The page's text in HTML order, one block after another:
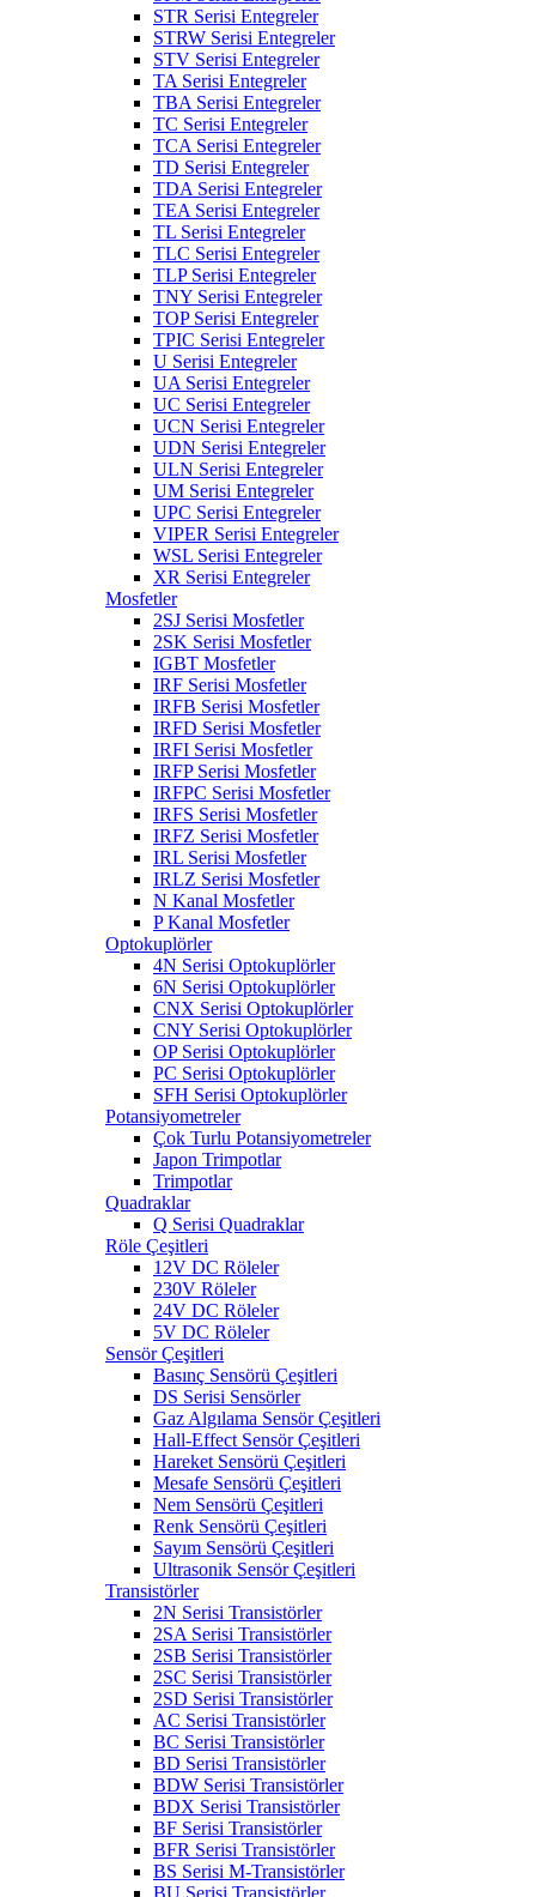
STR Serisi Entegreler
STRW Serisi Entegreler
STV Serisi Entegreler
TA Serisi Entegreler
TBA Serisi Entegreler
TC Serisi Entegreler
TCA Serisi Entegreler
TD Serisi Entegreler
TDA Serisi Entegreler
TEA Serisi Entegreler
TL Serisi Entegreler
TLC Serisi Entegreler
TLP Serisi Entegreler
TNY Serisi Entegreler
TOP Serisi Entegreler
TPIC Serisi Entegreler
U Serisi Entegreler
UA Serisi Entegreler
UC Serisi Entegreler
UCN Serisi Entegreler
UDN Serisi Entegreler
ULN Serisi Entegreler
UM Serisi Entegreler
UPC Serisi Entegreler
VIPER Serisi Entegreler
WSL Serisi Entegreler
XR Serisi Entegreler
Mosfetler
2SJ Serisi Mosfetler
2SK Serisi Mosfetler
IGBT Mosfetler
IRF Serisi Mosfetler
IRFB Serisi Mosfetler
IRFD Serisi Mosfetler
IRFI Serisi Mosfetler
IRFP Serisi Mosfetler
IRFPC Serisi Mosfetler
IRFS Serisi Mosfetler
IRFZ Serisi Mosfetler
IRL Serisi Mosfetler
IRLZ Serisi Mosfetler
N Kanal Mosfetler
P Kanal Mosfetler
Optokuplörler
4N Serisi Optokuplörler
6N Serisi Optokuplörler
CNX Serisi Optokuplörler
CNY Serisi Optokuplörler
OP Serisi Optokuplörler
PC Serisi Optokuplörler
SFH Serisi Optokuplörler
Potansiyometreler
Çok Turlu Potansiyometreler
Japon Trimpotlar
Trimpotlar
Quadraklar
Q Serisi Quadraklar
Röle Çeşitleri
12V DC Röleler
230V Röleler
24V DC Röleler
5V DC Röleler
Sensör Çeşitleri
Basınç Sensörü Çeşitleri
DS Serisi Sensörler
Gaz Algılama Sensör Çeşitleri
Hall-Effect Sensör Çeşitleri
Hareket Sensörü Çeşitleri
Mesafe Sensörü Çeşitleri
Nem Sensörü Çeşitleri
Renk Sensörü Çeşitleri
Sayım Sensörü Çeşitleri
Ultrasonik Sensör Çeşitleri
Transistörler
2N Serisi Transistörler
2SA Serisi Transistörler
2SB Serisi Transistörler
2SC Serisi Transistörler
2SD Serisi Transistörler
AC Serisi Transistörler
BC Serisi Transistörler
BD Serisi Transistörler
BDW Serisi Transistörler
BDX Serisi Transistörler
BF Serisi Transistörler
BFR Serisi Transistörler
BS Serisi M-Transistörler
BU Serisi Transistörler